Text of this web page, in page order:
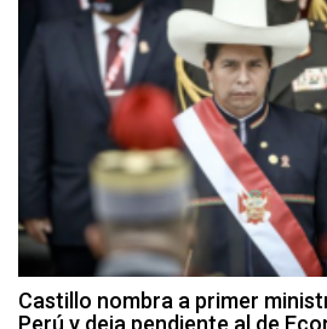
Castillo nombra a primer